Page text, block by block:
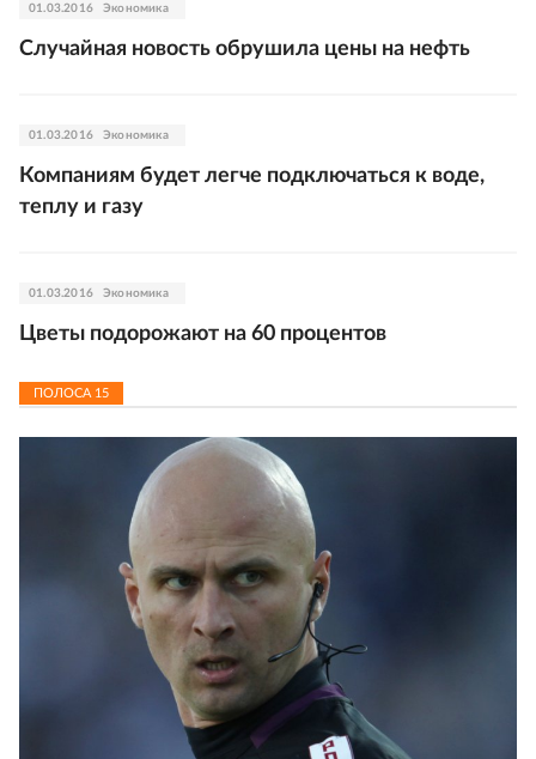
01.03.2016 Экономика
Случайная новость обрушила цены на нефть
01.03.2016 Экономика
Компаниям будет легче подключаться к воде,
теплу и газу
01.03.2016 Экономика
Цветы подорожают на 60 процентов
ПОЛОСА 15